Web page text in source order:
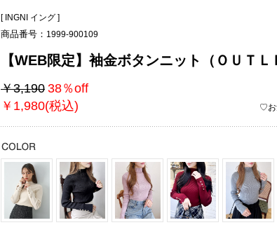
[ INGNI イング ]
商品番号： 1999-900109
【WEB限定】袖金ボタンニット（ＯＵＴＬ
￥3,190 38％off
￥1,980(税込)
♡お